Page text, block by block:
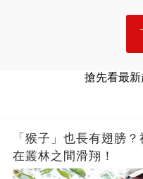
搶先看最
「猴子」也長有翅膀
在叢林之間滑翔！